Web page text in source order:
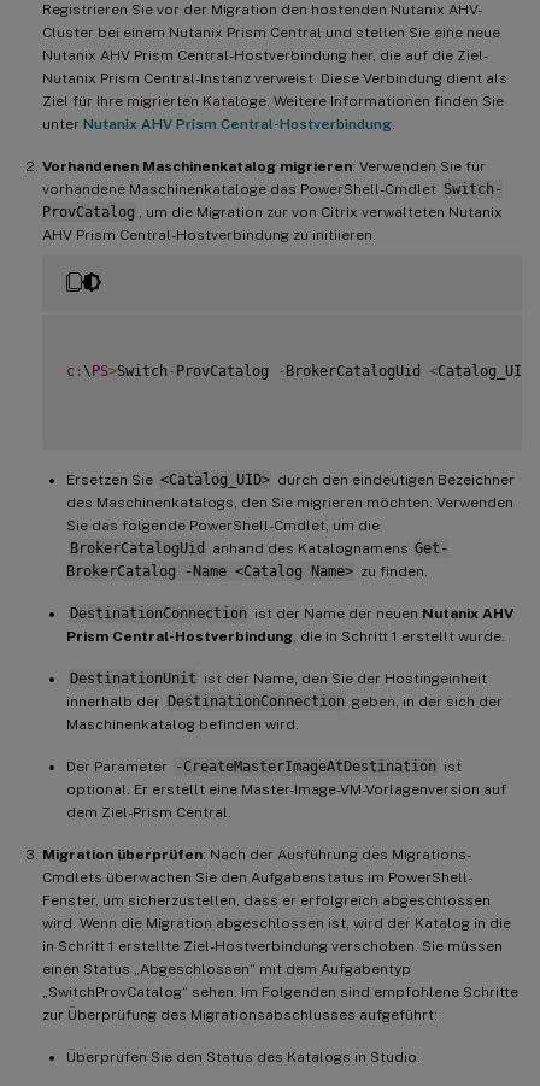
Registrieren Sie vor der Migration den hostenden Nutanix AHV-
Cluster bei einem Nutanix Prism Central und stellen Sie eine neue
Nutanix AHV Prism Central-Hostverbindung her, die auf die Ziel-
Nutanix Prism Central-Instanz verweist. Diese Verbindung dient als
Ziel für Ihre migrierten Kataloge. Weitere Informationen finden Sie
unter Nutanix AHV Prism Central-Hostverbindung.
Vorhandenen Maschinenkatalog migrieren: Verwenden Sie für
vorhandene Maschinenkataloge das PowerShell-Cmdlet Switch-
ProvCatalog , um die Migration zur von Citrix verwalteten Nutanix
AHV Prism Central-Hostverbindung zu initiieren.
c : \ PS>Switch - ProvCatalog - BrokerCatalogUid <Catalog_UID
Ersetzen Sie <Catalog_UID> durch den eindeutigen Bezeichner
des Maschinenkatalogs, den Sie migrieren möchten. Verwenden
Sie das folgende PowerShell-Cmdlet, um die
BrokerCatalogUid
anhand des Katalognamens Get-
BrokerCatalog -Name <Catalog Name> zu finden.
DestinationConnection ist der Name der neuen Nutanix AHV
Prism Central-Hostverbindung, die in Schritt 1 erstellt wurde.
DestinationUnit ist der Name, den Sie der Hostingeinheit
innerhalb der DestinationConnection geben, in der sich der
Maschinenkatalog befinden wird.
Der Parameter -CreateMasterImageAtDestination ist
optional. Er erstellt eine Master-Image-VM-Vorlagenversion auf
dem Ziel-Prism Central.
Migration überprüfen: Nach der Ausführung des Migrations-
Cmdlets überwachen Sie den Aufgabenstatus im PowerShell-
Fenster, um sicherzustellen, dass er erfolgreich abgeschlossen
wird. Wenn die Migration abgeschlossen ist, wird der Katalog in die
in Schritt 1 erstellte Ziel-Hostverbindung verschoben. Sie müssen
einen Status „Abgeschlossen“ mit dem Aufgabentyp
„SwitchProvCatalog“ sehen. Im Folgenden sind empfohlene Schritte
zur Überprüfung des Migrationsabschlusses aufgeführt:
Überprüfen Sie den Status des Katalogs in Studio.